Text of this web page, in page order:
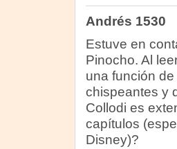
Andrés 1530
Estuve en
Pinocho. Al
una función
chispeantes y
Collodi es
capítulos
Disney)?